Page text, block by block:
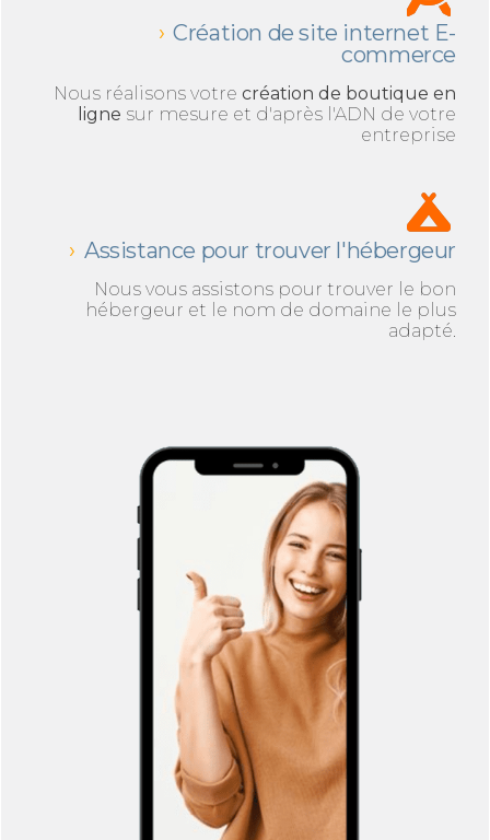
Création de site internet E-
commerce
Nous réalisons votre création de boutique en
ligne sur mesure et d'après l'ADN de votre
entreprise
Assistance pour trouver l'hébergeur
Nous vous assistons pour trouver le bon
hébergeur et le nom de domaine le plus
adapté.